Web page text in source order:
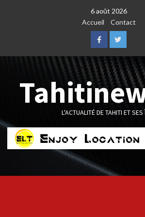
6 août 2026
Accueil
Contact
FacebookTwitter
L'ACTUALITÉ DE TAHITI ET SES